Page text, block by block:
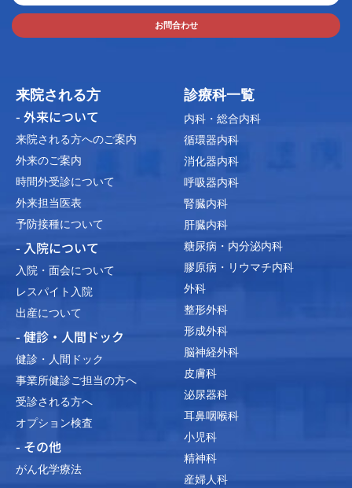
お問合わせ
来院される方
- 外来について
来院される方へのご案内
外来のご案内
時間外受診について
外来担当医表
予防接種について
- 入院について
入院・面会について
レスパイト入院
出産について
- 健診・人間ドック
健診・人間ドック
事業所健診ご担当の方へ
受診される方へ
オプション検査
- その他
がん化学療法
診療科一覧
内科・総合内科
循環器内科
消化器内科
呼吸器内科
腎臓内科
肝臓内科
糖尿病・内分泌内科
膠原病・リウマチ内科
外科
整形外科
形成外科
脳神経外科
皮膚科
泌尿器科
耳鼻咽喉科
小児科
精神科
産婦人科